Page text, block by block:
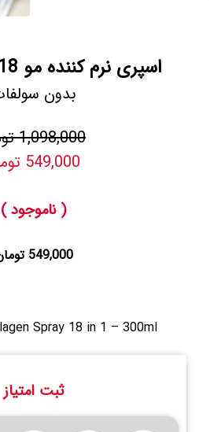
اسپری نرم کننده مو 18 کاره سوپرکی
بدون
1,098,000 تومن
549,000 تومن
( ناموجود )
549,000 تومان
Spray 18 in 1 – 300ml
ثبت امتیاز